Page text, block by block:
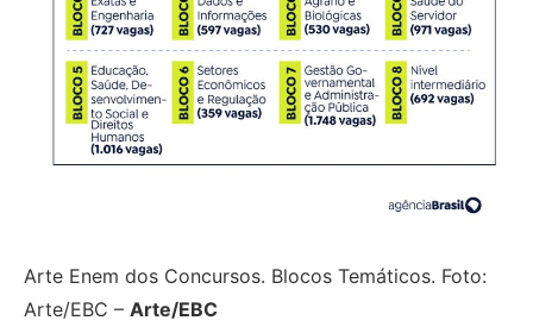
Arte Enem dos Concursos. Blocos Temáticos. Foto:
Arte/EBC – Arte/EBC